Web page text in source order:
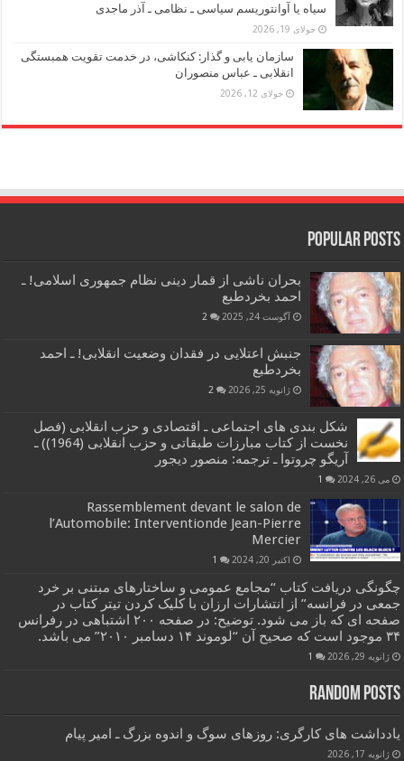
سیاه یا آوانتوریسم سیاسی ـ نظامی ـ آذر ماجدی
جولای 19, 2026
سازمان یابی و گذار: کنکاشی، در خدمت تقویت همبستگی
انقلابی ـ عباس منصوران
جولای 12, 2026
Popular Posts
بحران ناشی از قمار دینی نظام جمهوری اسلامی! ـ
احمد بخردطبع
آگوست 24, 2025 2
جنبش اعتلایی در فقدان وضعیت انقلابی! ـ احمد
بخردطبع
ژانویه 25, 2026 2
شکل بندی های اجتماعی ـ اقتصادی و حزب انقلابی (فصل
نخست از کتاب مبارزات طبقاتی و حزب انقلابی (1964)) ـ
آریگو چروتوا ـ ترجمه: منصور دیجور
می 26, 2024 1
Rassemblement devant le salon de
l’Automobile: Interventionde Jean-Pierre
Mercier
اکتبر 20, 2024 1
چگونگی دریافت کتاب “مجامع عمومی و ساختارهای مبتنی بر خرد
جمعی در فرانسه” از انتشارات ارزان با کلیک کردن تیتر کتاب در
صفحه ای که باز می شود. توضیح: در صفحه ۲۰۰ اشتباهی در رفرانس
۳۴ موجود است که صحیح آن “لوموند ۱۴ دسامبر ۲۰۱۰” می باشد.
ژانویه 29, 2026 1
Random Posts
یادداشت های کارگری: روزهای سوگ و اندوه بزرگ ـ امیر پیام
ژانویه 17, 2026